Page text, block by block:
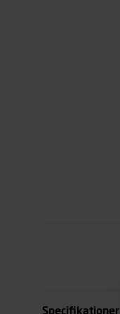
Specifikationer